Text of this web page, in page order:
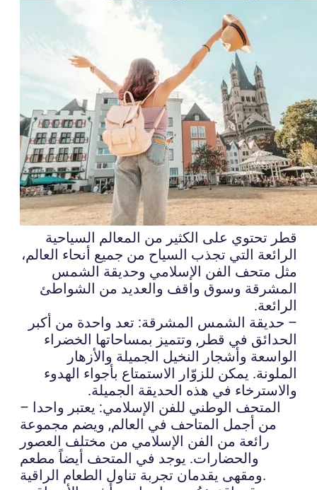
قطر تحتوي على الكثير من المعالم السياحية
الرائعة التي تجذب السياح من جميع أنحاء العالم،
مثل متحف الفن الإسلامي وحديقة الشمس
المشرقة وسوق واقف والعديد من الشواطئ
الرائعة.
– حديقة الشمس المشرقة: تعد واحدة من أكبر
الحدائق في قطر, وتتميز بمساحاتها الخضراء
الواسعة وأشجار النخيل الجميلة والأزهار
الملونة. يمكن للزوّار الاستمتاع بأجواء الهدوء
والاسترخاء في هذه الحديقة الجميلة.
– المتحف الوطني للفن الإسلامي: يعتبر واحدا
من أجمل المتاحف في العالم, ويضم مجموعة
رائعة من الفن الإسلامي من مختلف العصور
والحضارات. يوجد في المتحف أيضاً مطعم
ومقهى يقدمان تجربة تناول الطعام الراقية.